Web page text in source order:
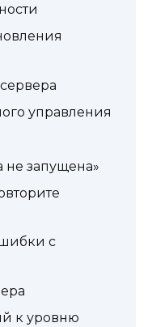
управления
не запущена»
с
к уровню